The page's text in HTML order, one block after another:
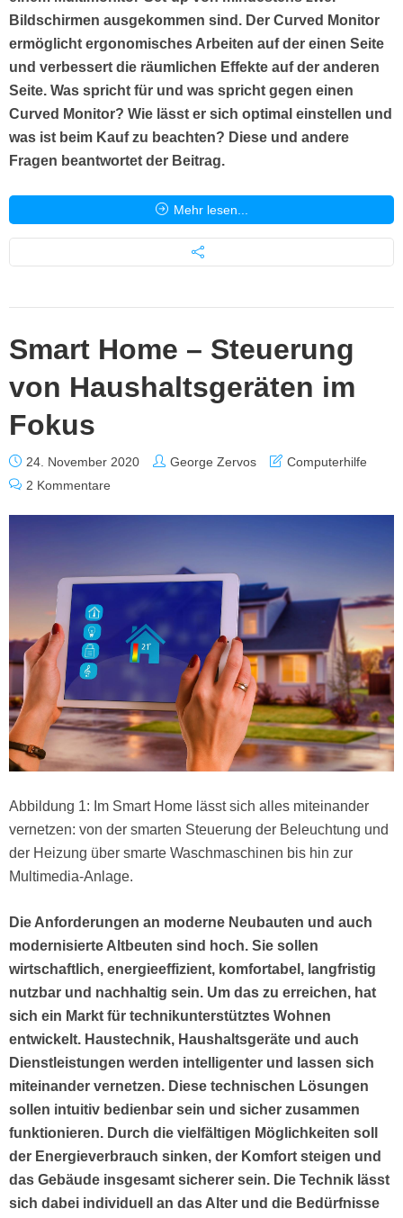
Bildschirmen ausgekommen sind. Der Curved Monitor
ermöglicht ergonomisches Arbeiten auf der einen Seite
und verbessert die räumlichen Effekte auf der anderen
Seite. Was spricht für und was spricht gegen einen
Curved Monitor? Wie lässt er sich optimal einstellen und
was ist beim Kauf zu beachten? Diese und andere
Fragen beantwortet der Beitrag.
Mehr lesen...
Smart Home – Steuerung
von Haushaltsgeräten im
Fokus
24. November 2020 George Zervos
Computerhilfe
2 Kommentare
Abbildung 1: Im Smart Home lässt sich alles miteinander
vernetzen: von der smarten Steuerung der Beleuchtung und
der Heizung über smarte Waschmaschinen bis hin zur
Multimedia-Anlage.
Die Anforderungen an moderne Neubauten und auch
modernisierte Altbeuten sind hoch. Sie sollen
wirtschaftlich, energieeffizient, komfortabel, langfristig
nutzbar und nachhaltig sein. Um das zu erreichen, hat
sich ein Markt für technikunterstütztes Wohnen
entwickelt. Haustechnik, Haushaltsgeräte und auch
Dienstleistungen werden intelligenter und lassen sich
miteinander vernetzen. Diese technischen Lösungen
sollen intuitiv bedienbar sein und sicher zusammen
funktionieren. Durch die vielfältigen Möglichkeiten soll
der Energieverbrauch sinken, der Komfort steigen und
das Gebäude insgesamt sicherer sein. Die Technik lässt
sich dabei individuell an das Alter und die Bedürfnisse